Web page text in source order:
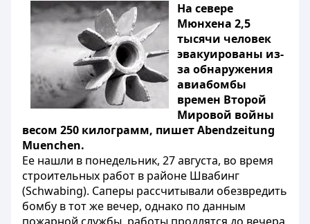
На севере
Мюнхена 2,5
тысячи человек
эвакуированы из-
за обнаружения
авиабомбы
времен Второй
Мировой войны
весом 250 килограмм, пишет Abendzeitung
Muenchen.
Ее нашли в понедельник, 27 августа, во время
строительных работ в районе Швабинг
(Schwabing). Саперы рассчитывали обезвредить
бомбу в тот же вечер, однако по данным